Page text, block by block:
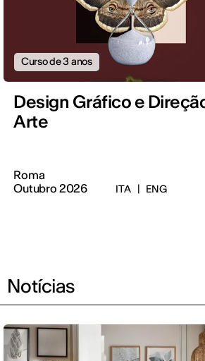
Curso de 3 anos
Design Gráfico e
Arte
Roma
Outubro 2026
ITA | ENG
Notícias